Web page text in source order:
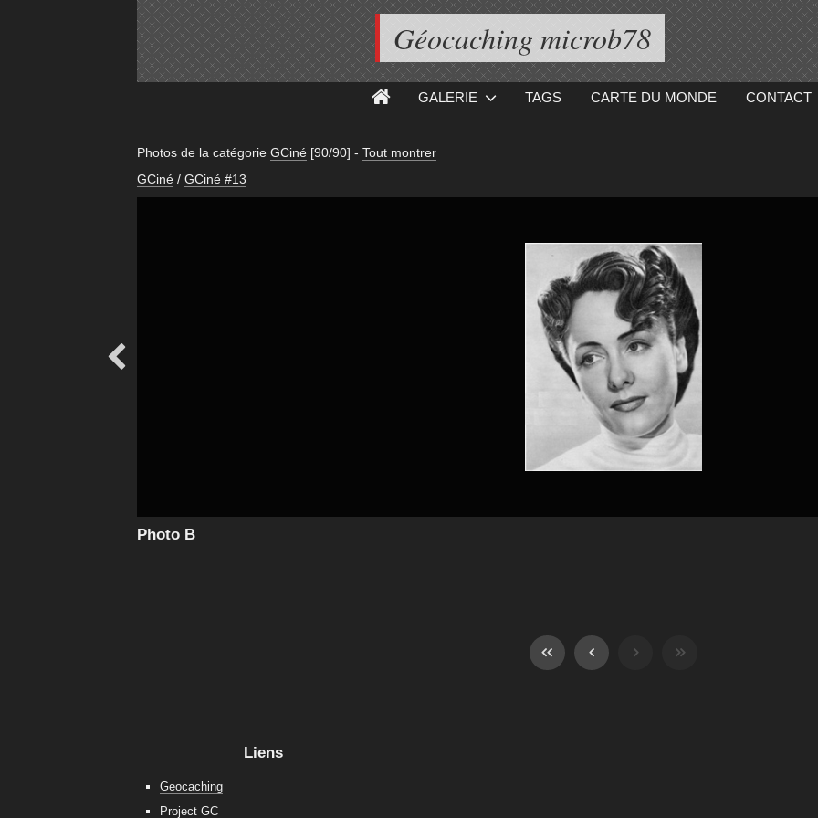
Géocaching microb78
GALERIE TAGS CARTE DU MONDE CONTACT
Photos de la catégorie GCiné [90/90] - Tout montrer
GCiné / GCiné #13

Photo B
Liens
Geocaching
Project GC